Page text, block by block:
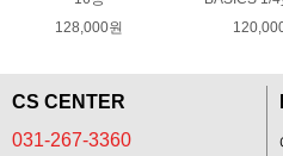
128,000원
CS CENTER
031-267-3360